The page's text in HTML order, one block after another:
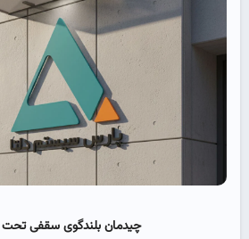
چیدمان بلندگوی سقفی